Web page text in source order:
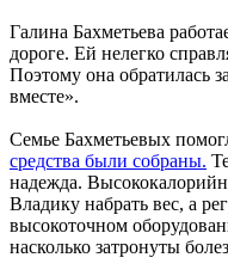
Галина Бахметьева
дороге. Ей нелегко
Поэтому она обратилась
вместе».
Семье Бахметьевых
средства были собраны.
надежда.
Владику набрать вес, а
высокоточном
насколько затронуты